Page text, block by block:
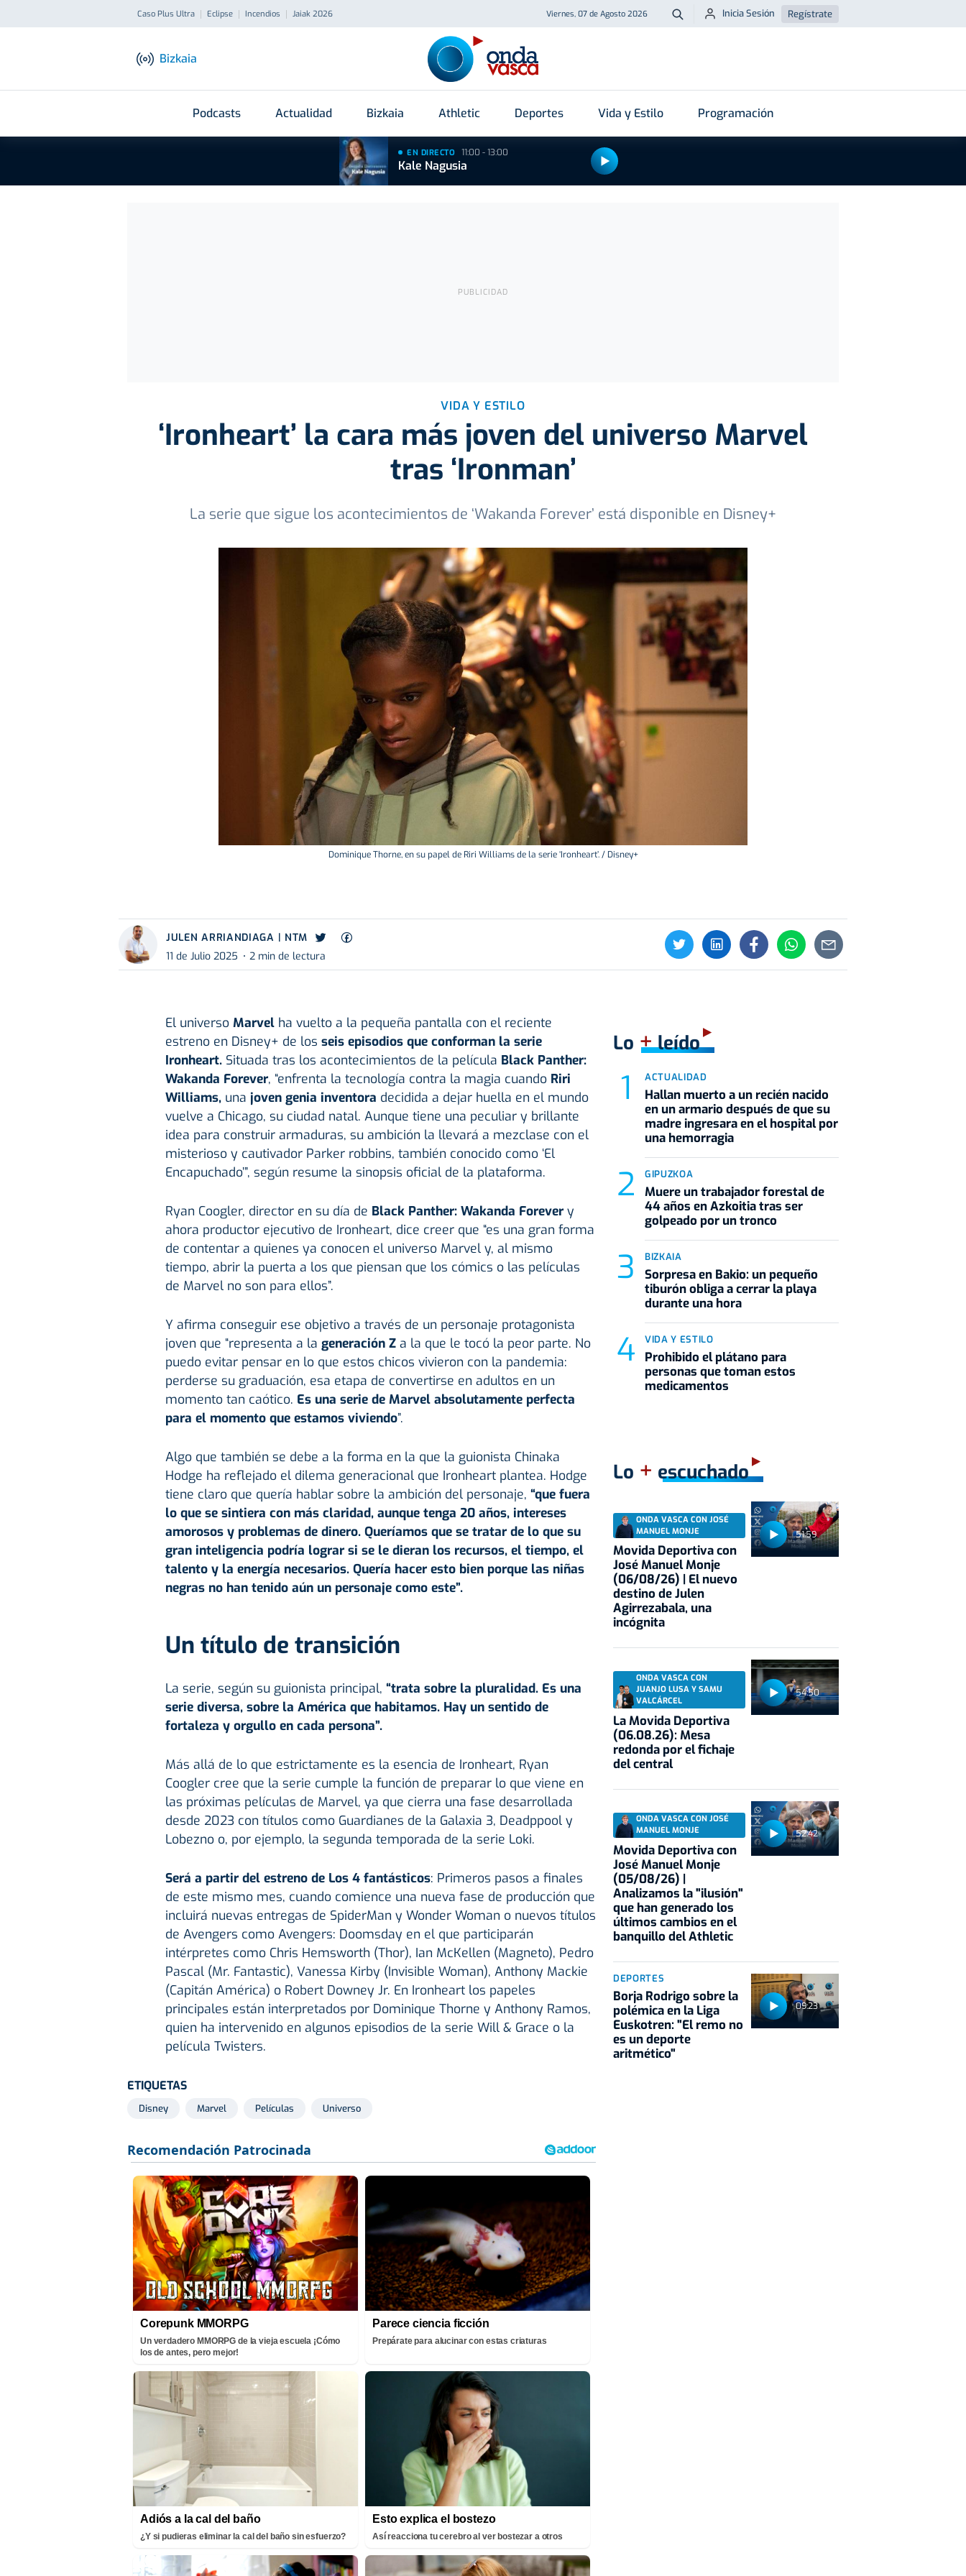
Caso Plus Ultra Eclipse Incendios Jaiak 2026 Viernes, 07 de Agosto 2026 Buscar
Inicia Sesión Regístrate
Bizkaia
Podcasts Actualidad Bizkaia Athletic Deportes Vida y Estilo Programación
EN DIRECTO 11:00 - 13:00
Kale Nagusia
VIDA Y ESTILO
‘Ironheart’ la cara más joven del universo Marvel
tras ‘Ironman’
La serie que sigue los acontecimientos de ‘Wakanda Forever’ está disponible en Disney+
Dominique Thorne, en su papel de Riri Williams de la serie ‘Ironheart’. / Disney+
JULEN ARRIANDIAGA | NTM
11 de Julio 2025
2 min de lectura
El universo Marvel ha vuelto a la pequeña pantalla con el reciente
estreno en Disney+ de los seis episodios que conforman la serie
Ironheart.Situada tras los acontecimientos de la película Black Panther:
Wakanda Forever, “enfrenta la tecnología contra la magia cuando Riri
Williams,una joven genia inventora decidida a dejar huella en el mundo
vuelve a Chicago, su ciudad natal. Aunque tiene una peculiar y brillante
idea para construir armaduras, su ambición la llevará a mezclase con el
misterioso y cautivador Parker robbins, también conocido como ‘El
Encapuchado’”, según resume la sinopsis oficial de la plataforma.
Ryan Coogler, director en su día de Black Panther: Wakanda Forever y
ahora productor ejecutivo de Ironheart, dice creer que “es una gran forma
de contentar a quienes ya conocen el universo Marvel y, al mismo
tiempo, abrir la puerta a los que piensan que los cómics o las películas
de Marvel no son para ellos”.
Y afirma conseguir ese objetivo a través de un personaje protagonista
joven que “representa a la generación Za la que le tocó la peor parte. No
puedo evitar pensar en lo que estos chicos vivieron con la pandemia:
perderse su graduación, esa etapa de convertirse en adultos en un
momento tan caótico. Es una serie de Marvel absolutamente perfecta
para el momento que estamos viviendo”.
Algo que también se debe a la forma en la que la guionista Chinaka
Hodge ha reflejado el dilema generacional que Ironheart plantea. Hodge
tiene claro que quería hablar sobre la ambición del personaje, “que fuera
lo que se sintiera con más claridad, aunque tenga 20 años, intereses
amorosos y problemas de dinero. Queríamos que se tratar de lo que su
gran inteligencia podría lograr si se le dieran los recursos, el tiempo, el
talento y la energía necesarios. Quería hacer esto bien porque las niñas
negras no han tenido aún un personaje como este”.
Un título de transición
La serie, según su guionista principal, “trata sobre la pluralidad. Es una
serie diversa, sobre la América que habitamos. Hay un sentido de
fortaleza y orgullo en cada persona”.
Más allá de lo que estrictamente es la esencia de Ironheart, Ryan
Coogler cree que la serie cumple la función de preparar lo que viene en
las próximas películas de Marvel, ya que cierra una fase desarrollada
desde 2023 con títulos como Guardianes de la Galaxia 3, Deadppool y
Lobezno o, por ejemplo, la segunda temporada de la serie Loki.
Será a partir del estreno de Los 4 fantásticos: Primeros pasos a finales
de este mismo mes, cuando comience una nueva fase de producción que
incluirá nuevas entregas de SpiderMan y Wonder Woman o nuevos títulos
de Avengers como Avengers: Doomsday en el que participarán
intérpretes como Chris Hemsworth (Thor), Ian McKellen (Magneto), Pedro
Pascal (Mr. Fantastic), Vanessa Kirby (Invisible Woman), Anthony Mackie
(Capitán América) o Robert Downey Jr. En Ironheart los papeles
principales están interpretados por Dominique Thorne y Anthony Ramos,
quien ha intervenido en algunos episodios de la serie Will & Grace o la
película Twisters.
ETIQUETAS
Disney Marvel Películas Universo
Corepunk MMORPG
Un verdadero MMORPG de la vieja escuela ¡Cómo
los de antes, pero mejor!
Parece ciencia ficción
Prepárate para alucinar con estas criaturas
Adiós a la cal del baño
¿Y si pudieras eliminar la cal del baño sin esfuerzo?
Esto explica el bostezo
Así reacciona tu cerebro al ver bostezar a otros
Lo +leído
ACTUALIDAD
Hallan muerto a un recién nacido
en un armario después de que su
madre ingresara en el hospital por
una hemorragia
GIPUZKOA
Muere un trabajador forestal de
44 años en Azkoitia tras ser
golpeado por un tronco
BIZKAIA
Sorpresa en Bakio: un pequeño
tiburón obliga a cerrar la playa
durante una hora
VIDA Y ESTILO
Prohibido el plátano para
personas que toman estos
medicamentos
Lo + escuchado
51:59
ONDA VASCA CON JOSÉ
MANUEL MONJE
Movida Deportiva con
José Manuel Monje
(06/08/26) | El nuevo
destino de Julen
Agirrezabala, una
incógnita
54:50
ONDA VASCA CON
JUANJO LUSA Y SAMU
VALCÁRCEL
La Movida Deportiva
(06.08.26): Mesa
redonda por el fichaje
del central
52:42
ONDA VASCA CON JOSÉ
MANUEL MONJE
Movida Deportiva con
José Manuel Monje
(05/08/26) |
Analizamos la "ilusión"
que han generado los
últimos cambios en el
banquillo del Athletic
09:23
DEPORTES
Borja Rodrigo sobre la
polémica en la Liga
Euskotren: "El remo no
es un deporte
aritmético"